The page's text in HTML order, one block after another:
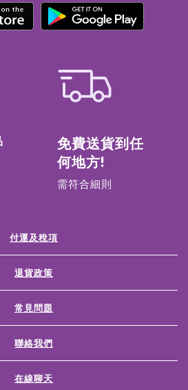
免費送貨到任
何地方!
需符合細則
付運及稅項
退貨政策
常見問題
聯絡我們
在線聊天